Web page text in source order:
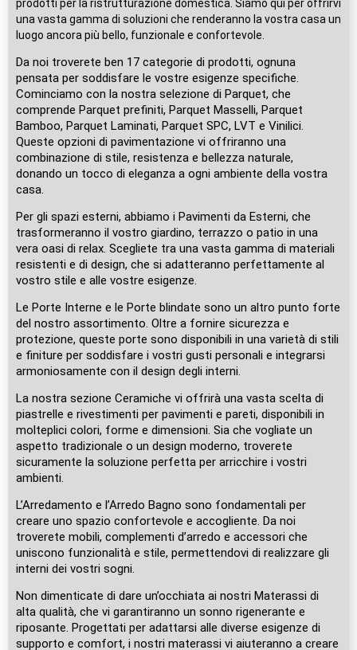
prodotti per la ristrutturazione domestica. Siamo qui per offrirvi
una vasta gamma di soluzioni che renderanno la vostra casa un
luogo ancora più bello, funzionale e confortevole.
Da noi troverete ben 17 categorie di prodotti, ognuna
pensata per soddisfare le vostre esigenze specifiche.
Cominciamo con la nostra selezione di Parquet, che
comprende Parquet prefiniti, Parquet Masselli, Parquet
Bamboo, Parquet Laminati, Parquet SPC, LVT e Vinilici.
Queste opzioni di pavimentazione vi offriranno una
combinazione di stile, resistenza e bellezza naturale,
donando un tocco di eleganza a ogni ambiente della vostra
casa.
Per gli spazi esterni, abbiamo i Pavimenti da Esterni, che
trasformeranno il vostro giardino, terrazzo o patio in una
vera oasi di relax. Scegliete tra una vasta gamma di materiali
resistenti e di design, che si adatteranno perfettamente al
vostro stile e alle vostre esigenze.
Le Porte Interne e le Porte blindate sono un altro punto forte
del nostro assortimento. Oltre a fornire sicurezza e
protezione, queste porte sono disponibili in una varietà di stili
e finiture per soddisfare i vostri gusti personali e integrarsi
armoniosamente con il design degli interni.
La nostra sezione Ceramiche vi offrirà una vasta scelta di
piastrelle e rivestimenti per pavimenti e pareti, disponibili in
molteplici colori, forme e dimensioni. Sia che vogliate un
aspetto tradizionale o un design moderno, troverete
sicuramente la soluzione perfetta per arricchire i vostri
ambienti.
L’Arredamento e l’Arredo Bagno sono fondamentali per
creare uno spazio confortevole e accogliente. Da noi
troverete mobili, complementi d’arredo e accessori che
uniscono funzionalità e stile, permettendovi di realizzare gli
interni dei vostri sogni.
Non dimenticate di dare un’occhiata ai nostri Materassi di
alta qualità, che vi garantiranno un sonno rigenerante e
riposante. Progettati per adattarsi alle diverse esigenze di
supporto e comfort, i nostri materassi vi aiuteranno a creare